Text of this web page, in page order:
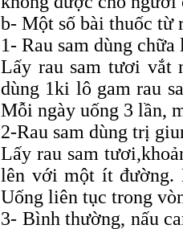
b- Một số bài thuốc từ
1- Rau sam dùng
Lấy rau sam tươi vắt
dùng 1ki lô gam rau
Mỗi ngày uống 3 lần,
2-Rau sam dùng trị
Lấy rau sam
lên với một ít đường.
Uống liên tục trong
3- Bình thường, nấu